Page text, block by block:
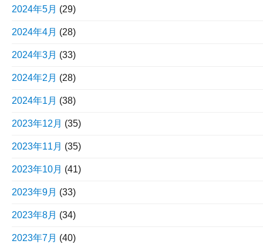
2024年5月 (29)
2024年4月 (28)
2024年3月 (33)
2024年2月 (28)
2024年1月 (38)
2023年12月 (35)
2023年11月 (35)
2023年10月 (41)
2023年9月 (33)
2023年8月 (34)
2023年7月 (40)